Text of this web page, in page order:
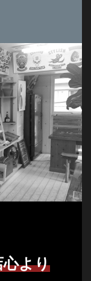
心より